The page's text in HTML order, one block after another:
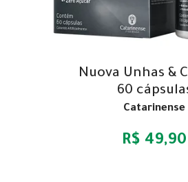
Nuova Unhas &
60
Catarinense
R$ 49,90